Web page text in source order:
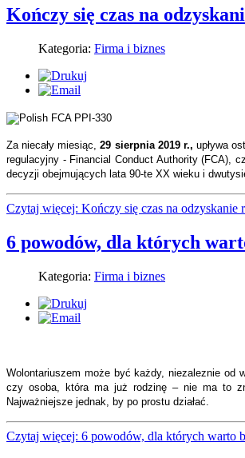
Kończy się czas na
Kategoria: Firma i biznes
Za niecały miesiąc,29 sierpnia 2019 r.,upływa
regulacyjny - Financial Conduct Authority (FCA),
decyzji obejmujących lata 90-te XX wieku i
Czytaj więcej: Kończy się czas na odzyskanie
6 powodów, dla których
Kategoria: Firma i biznes
Wolontariuszem może być każdy, niezaleznie od
czy osoba, która ma już rodzinę – nie ma to
Najważniejsze jednak, by po prostu działać.
Czytaj więcej: 6 powodów, dla których warto